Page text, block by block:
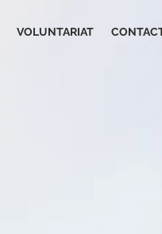
VOLUNTARIAT